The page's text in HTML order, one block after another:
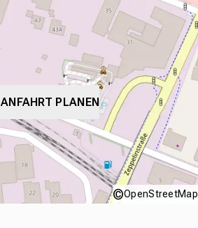
ANFAHRT PLANEN
©OpenStreetMap